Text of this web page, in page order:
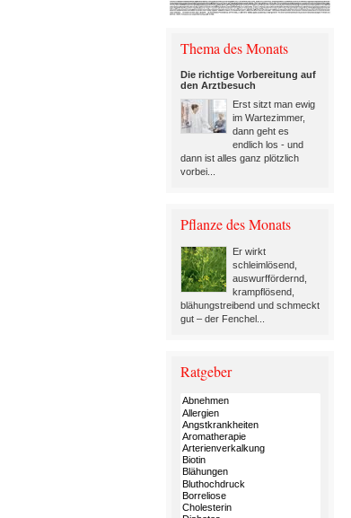
Thema des Monats
Die richtige Vorbereitung auf
den Arztbesuch
Erst sitzt man ewig
im Wartezimmer,
dann geht es
endlich los - und
dann ist alles ganz plötzlich
vorbei...
Pflanze des Monats
Er wirkt
schleimlösend,
auswurffördernd,
krampflösend,
blähungstreibend und schmeckt
gut – der Fenchel...
Ratgeber